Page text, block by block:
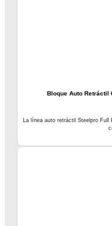
Bloque Auto Retráctil
La línea auto retráctil Steelpro Full